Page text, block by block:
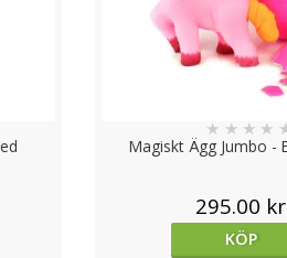
och överraskningar som gör
och enkla leksaker, medan äldre
Magiskt Ägg Jumbo -
★ ★ ★ ★
295.00 kr
KÖP